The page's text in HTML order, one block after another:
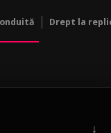
↓
Drept la